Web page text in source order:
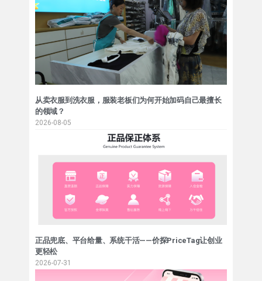
从卖衣服到洗衣服，服装老板们为何开始加码自己最擅长
的领域？
2026-08-05
正品兜底、平台给量、系统干活——价探PriceTag让创业
更轻松
2026-07-31